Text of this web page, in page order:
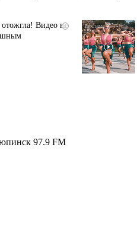
i
отожгла! Видео не
97.9 FM